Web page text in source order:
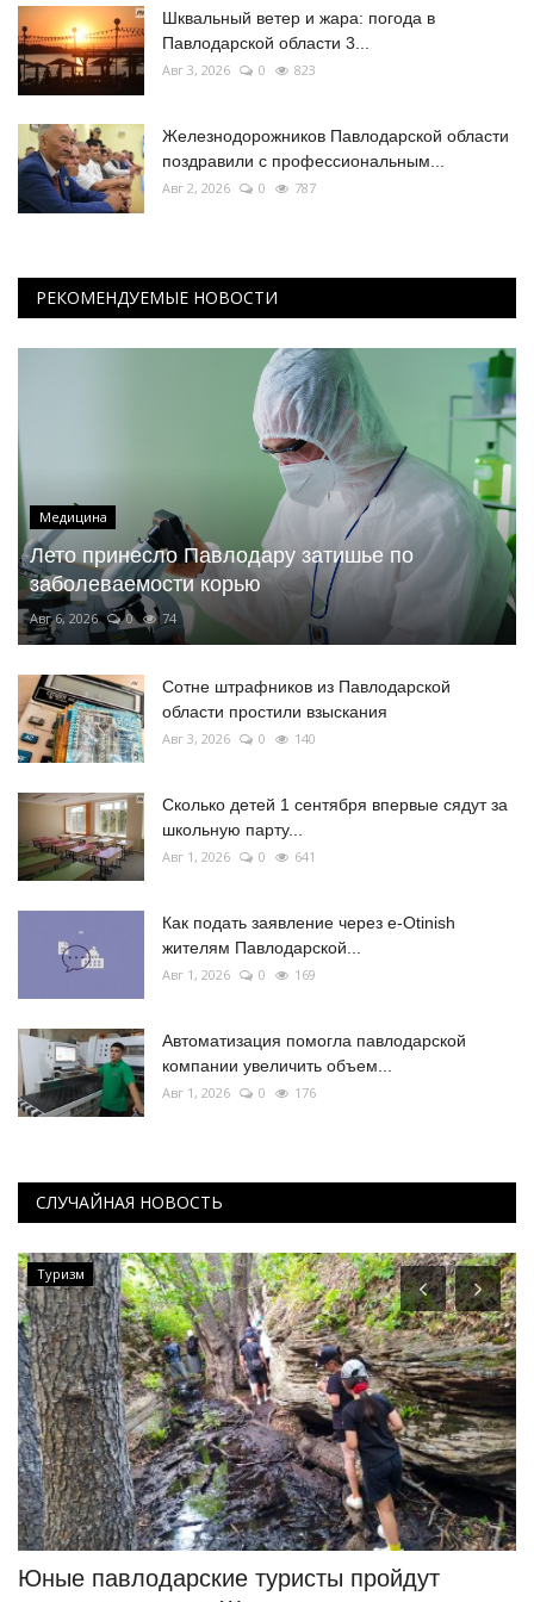
Шквальный ветер и жара: погода в
Павлодарской области 3...
Авг 3, 2026 0 823
Железнодорожников Павлодарской области
поздравили с профессиональным...
Авг 2, 2026 0 787
РЕКОМЕНДУЕМЫЕ НОВОСТИ
Медицина
Лето принесло Павлодару затишье по
заболеваемости корью
Авг 6, 2026 0 74
Сотне штрафников из Павлодарской
области простили взыскания
Авг 3, 2026 0 140
Сколько детей 1 сентября впервые сядут за
школьную парту...
Авг 1, 2026 0 641
Как подать заявление через e-Otinish
жителям Павлодарской...
Авг 1, 2026 0 169
Автоматизация помогла павлодарской
компании увеличить объем...
Авг 1, 2026 0 176
СЛУЧАЙНАЯ НОВОСТЬ
Туризм
Юные павлодарские туристы пройдут